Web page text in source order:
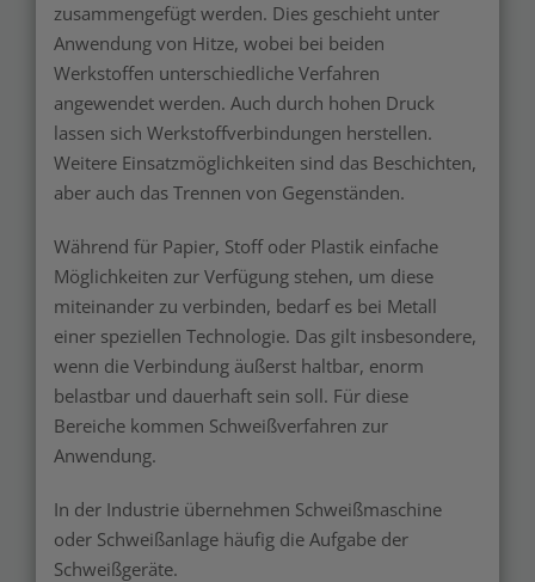
zusammengefügt werden. Dies geschieht unter
Anwendung von Hitze, wobei bei beiden
Werkstoffen unterschiedliche Verfahren
angewendet werden. Auch durch hohen Druck
lassen sich Werkstoffverbindungen herstellen.
Weitere Einsatzmöglichkeiten sind das Beschichten,
aber auch das Trennen von Gegenständen.
Während für Papier, Stoff oder Plastik einfache
Möglichkeiten zur Verfügung stehen, um diese
miteinander zu verbinden, bedarf es bei Metall
einer speziellen Technologie. Das gilt insbesondere,
wenn die Verbindung äußerst haltbar, enorm
belastbar und dauerhaft sein soll. Für diese
Bereiche kommen Schweißverfahren zur
Anwendung.
In der Industrie übernehmen Schweißmaschine
oder Schweißanlage häufig die Aufgabe der
Schweißgeräte.